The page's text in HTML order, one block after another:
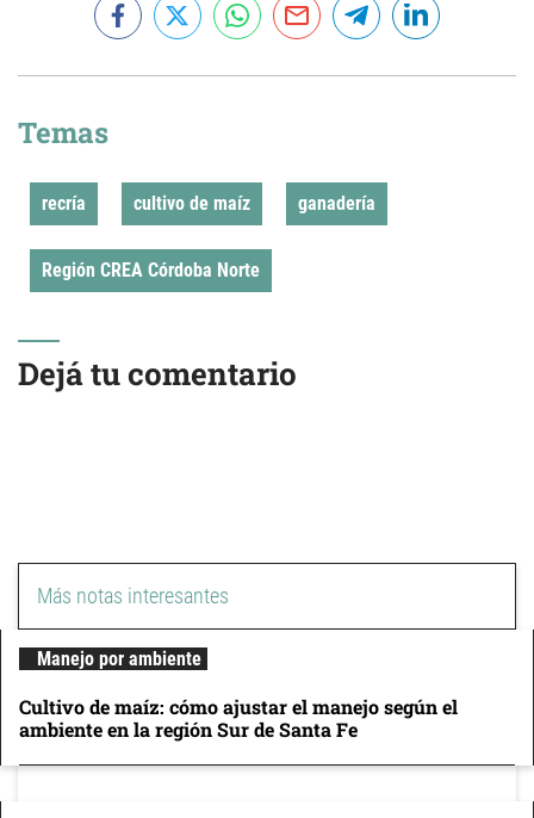
Temas
recría cultivo de maíz ganadería
Región CREA Córdoba Norte
Dejá tu comentario
Más notas interesantes
Manejo por ambiente
Cultivo de maíz: cómo ajustar el manejo según el
ambiente en la región Sur de Santa Fe